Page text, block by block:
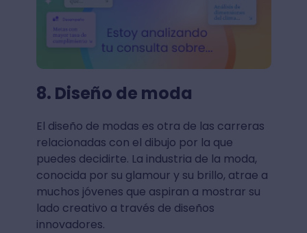
8. Diseño de moda
El diseño de modas es otra de las carreras
relacionadas con el dibujo por la que
puedes decidirte. La industria de la moda,
conocida por su glamour y su brillo, atrae a
muchos jóvenes que aspiran a mostrar su
lado creativo a través de diseños
innovadores.